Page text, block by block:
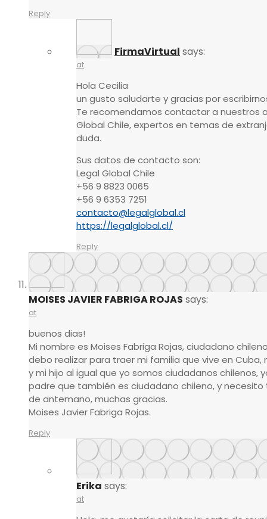
Reply
FirmaVirtual says:
at
Hola Cecilia
un gusto saludarte y gracias por
Te recomendamos contactar a nuestros
Global Chile, expertos en temas de
duda.
Sus datos de contacto son:
Legal Global Chile
+56 9 8823 0065
+56 9 6353 7251
contacto@legalglobal.cl
https://legalglobal.cl/
Reply
MOISES JAVIER FABRIGA ROJAS says:
at
buenos dias!
Mi nombre es Moises Fabriga Rojas, ciudadano
debo realizar para traer mi familia que vive en
y mi hijo al igual que yo somos ciudadanos chilenos,
padre que también es ciudadano chileno, y
de antemano, muchas gracias.
Moises Javier Fabriga Rojas.
Reply
Erika says:
at